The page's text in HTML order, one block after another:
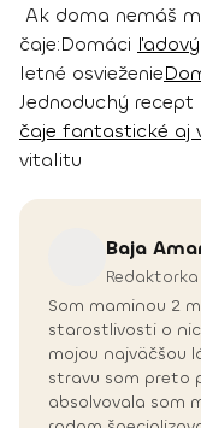
Ak doma nemáš
čaje:Domáci
letné osvieženie
Jednoduchý
čaje fantastické aj
vitalitu
Baja
Som maminou 2
starostlivosti o
mojou najväčšou
stravu som preto
absolvovala som